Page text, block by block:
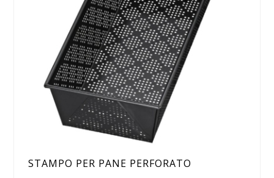
STAMPO PER PANE PERFORATO